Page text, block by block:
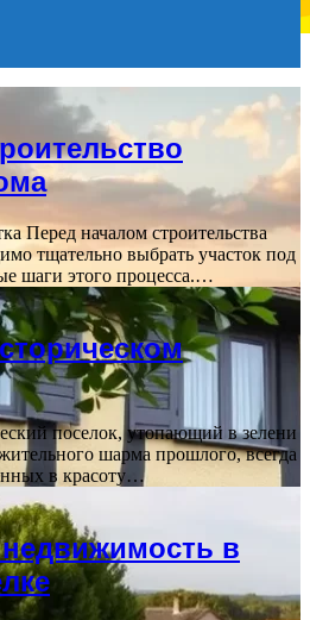
Перед началом строительства
тщательно выбрать участок под
шаги этого процесса.…
поселок, утопающий в зелени
шарма прошлого, всегда
в красоту…
в